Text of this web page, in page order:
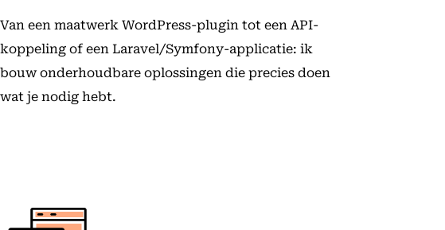
Van een maatwerk WordPress-plugin tot een API-
koppeling of een Laravel/Symfony-applicatie: ik
bouw onderhoudbare oplossingen die precies doen
wat je nodig hebt.